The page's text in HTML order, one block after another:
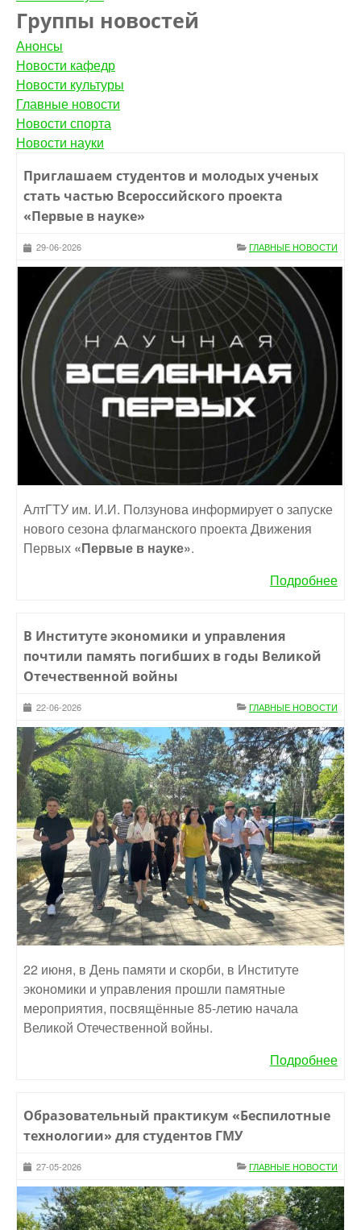
Группы новостей
Анонсы
Новости кафедр
Новости культуры
Главные новости
Новости спорта
Новости науки
Приглашаем студентов и молодых ученых
стать частью Всероссийского проекта
«Первые в науке»
29-06-2026 ГЛАВНЫЕ НОВОСТИ
АлтГТУ им. И.И. Ползунова информирует о запуске
нового сезона флагманского проекта Движения
Первых «Первые в науке».
Подробнее
В Институте экономики и управления
почтили память погибших в годы Великой
Отечественной войны
22-06-2026 ГЛАВНЫЕ НОВОСТИ
22 июня, в День памяти и скорби, в Институте
экономики и управления прошли памятные
мероприятия, посвящённые 85-летию начала
Великой Отечественной войны.
Подробнее
Образовательный практикум «Беспилотные
технологии» для студентов ГМУ
27-05-2026 ГЛАВНЫЕ НОВОСТИ